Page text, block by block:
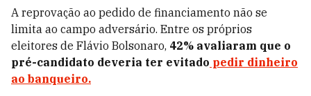
A reprovação ao pedido de financiamento não se
limita ao campo adversário. Entre os próprios
eleitores de Flávio Bolsonaro, 42% avaliaram que o
pré-candidato deveria ter evitado pedir dinheiro
ao banqueiro.